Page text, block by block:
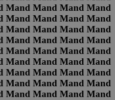
Mand Mand Mand Mand
Mand Mand Mand Mand
Mand Mand Mand Mand
Mand Mand Mand Mand
Mand Mand Mand Mand
Mand Mand Mand Mand
Mand Mand Mand Mand
Mand Mand Mand Mand
Mand Mand Mand Mand